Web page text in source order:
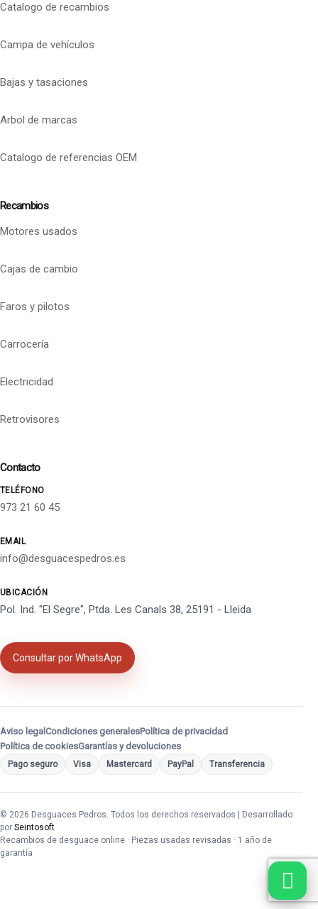
Catalogo de recambios
Campa de vehículos
Bajas y tasaciones
Arbol de marcas
Catalogo de referencias OEM
Recambios
Motores usados
Cajas de cambio
Faros y pilotos
Carrocería
Electricidad
Retrovisores
Contacto
TELÉFONO
973 21 60 45
EMAIL
info@desguacespedros.es
UBICACIÓN
Pol. Ind. "El Segre", Ptda. Les Canals 38, 25191 - Lleida
Consultar por WhatsApp
Aviso legal Condiciones generalesPolítica de privacidad
Política de cookiesGarantías y devoluciones
Pago seguro Visa Mastercard PayPal Transferencia
© 2026 Desguaces Pedros. Todos los derechos reservados | Desarrollado
por Seintosoft
Recambios de desguace online · Piezas usadas revisadas · 1 año de
garantía